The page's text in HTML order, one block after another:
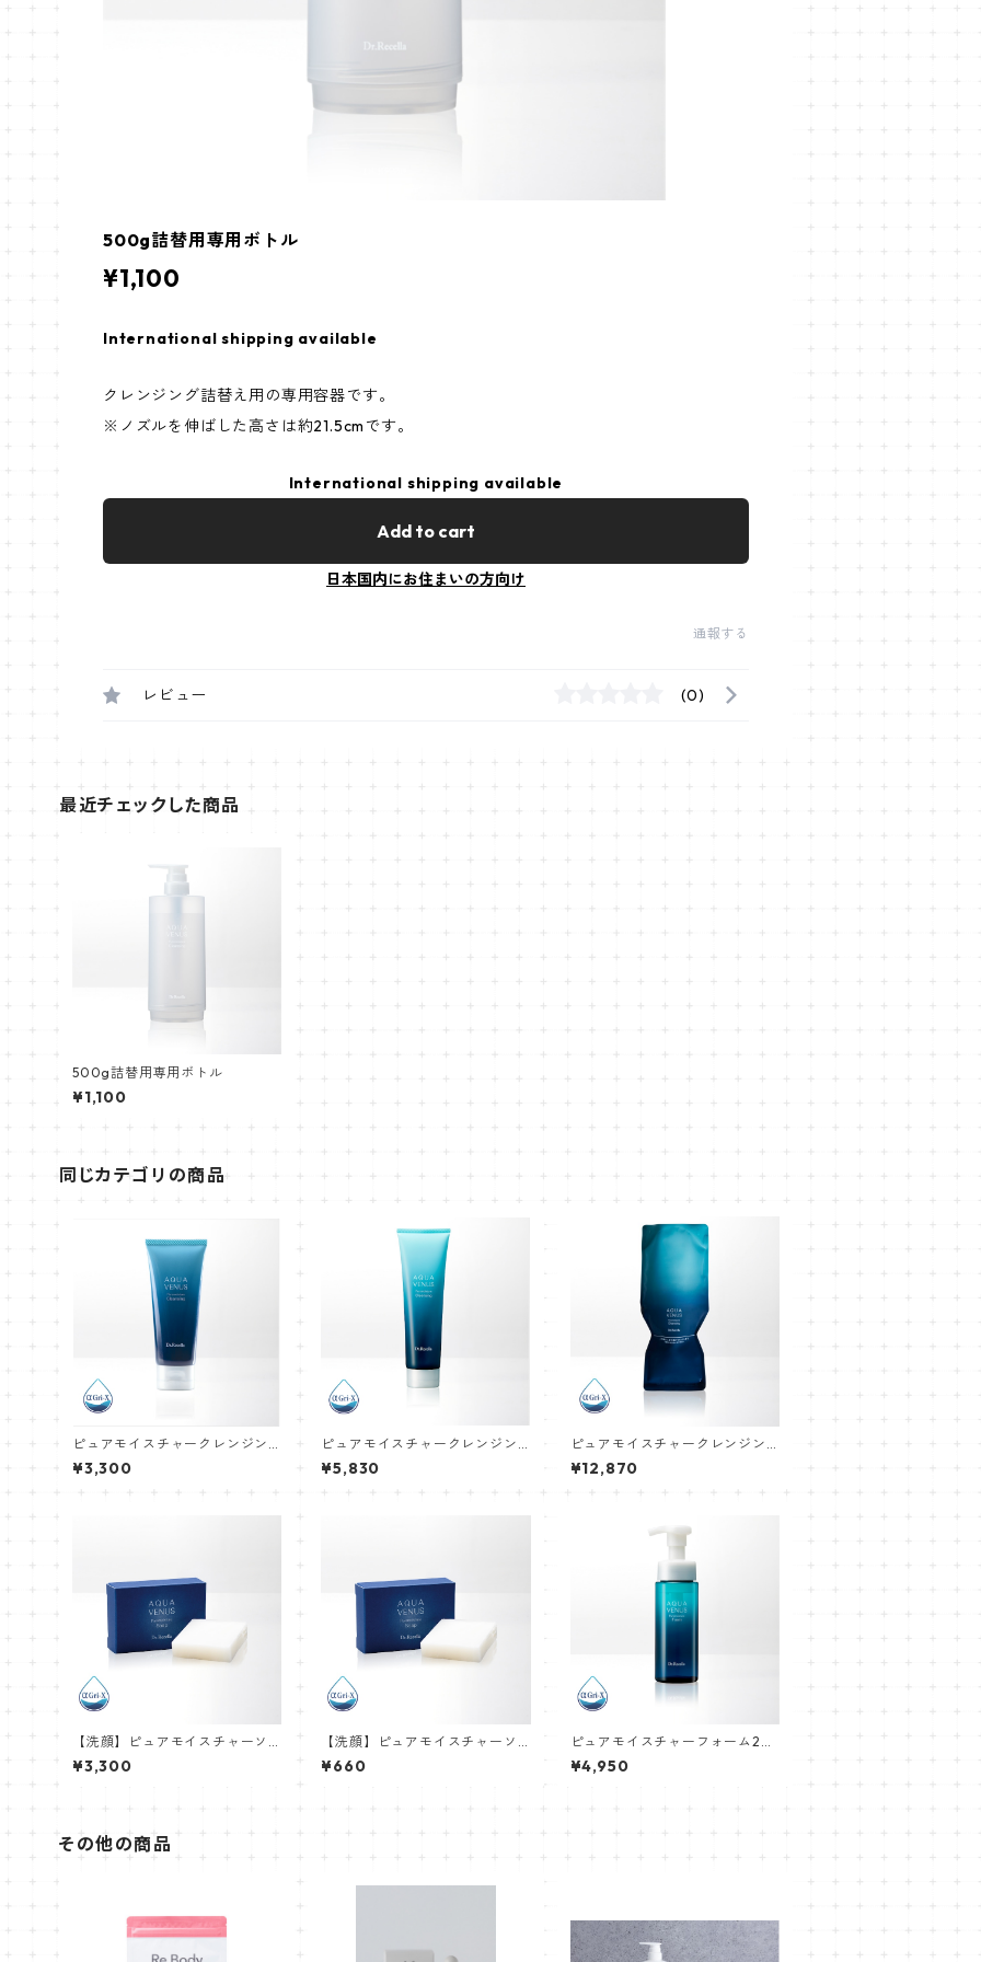
500g詰替用専用ボトル
¥1,100
International shipping available
クレンジング詰替え用の専用容器です。
※ノズルを伸ばした高さは約21.5cmです。
International shipping available
Add to cart
日本国内にお住まいの方向け
通報する
レビュー (0)
最近チェックした商品
500g詰替用専用ボトル
¥1,100
同じカテゴリの商品
ピュアモイスチャークレンジン
グ 75g
¥3,300
ピュアモイスチャークレンジン
グ 150g
¥5,830
ピュアモイスチャークレンジン
グ500g詰替用(青)
¥12,870
【洗顔】ピュアモイスチャーソ
ープ 110g
¥3,300
【洗顔】ピュアモイスチャーソ
ープ (ミニ)20g
¥660
ピュアモイスチャーフォーム20
0mL
¥4,950
その他の商品